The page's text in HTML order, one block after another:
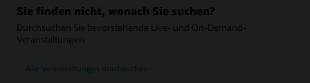
Sie finden nicht, wonach Sie suchen?
Durchsuchen Sie bevorstehende Live- und On-Demand-
Veranstaltungen
Alle Veranstaltungen durchsuchen